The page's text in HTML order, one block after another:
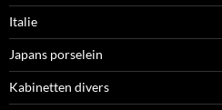
Italie
Japans porselein
Kabinetten divers